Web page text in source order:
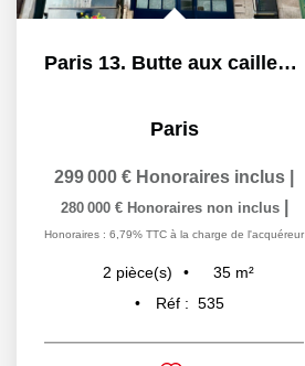
Paris 13. Butte aux cailles-Glacière -2 pièce(s) 35.10 m2
Paris
299 000 € Honoraires inclus
280 000 € Honoraires non inclus
Honoraires : 6,79% TTC à la charge de l'acquéreur
2 pièce(s) 35 m²
Réf : 535